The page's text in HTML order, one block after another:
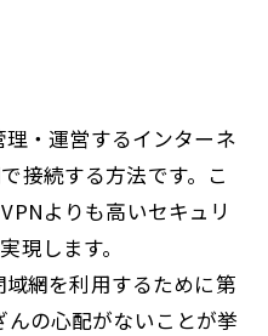
・運営するインターネ
接続する方法です。こ
よりも高いセキュリ
現します。
網を利用するために第
の心配がないことが挙